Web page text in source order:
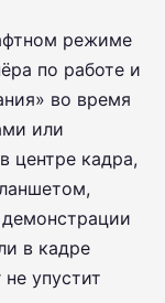
режиме
по работе и
во время
или
центре кадра,
в кадре
упустит